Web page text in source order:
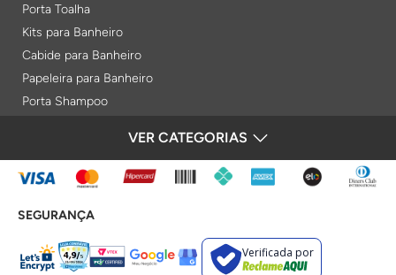
Porta Toalha
Kits para Banheiro
Cabide para Banheiro
Papeleira para Banheiro
Porta Shampoo
Porta Toalha Aquecido
Gabinetes para Banheiro
Lixeiras
Acabamentos e Registros
Bases de Registros
VER CATEGORIAS
FORMAS DE PAGAMENTO
SEGURANÇA
Verificada por